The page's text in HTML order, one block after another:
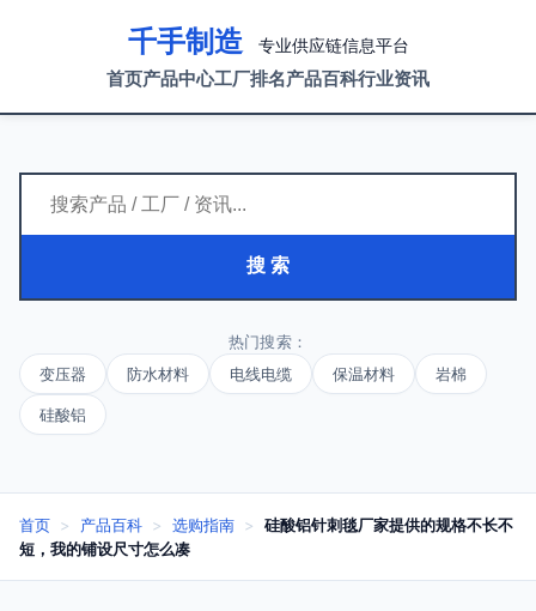
千手制造 专业供应链信息平台
首页产品中心工厂排名产品百科行业资讯
搜 索
热门搜索：
变压器
防水材料 电线电缆 保温材料 岩棉
硅酸铝
首页 > 产品百科 > 选购指南 >
硅酸铝针刺毯厂家提供的规格不长不
短，我的铺设尺寸怎么凑